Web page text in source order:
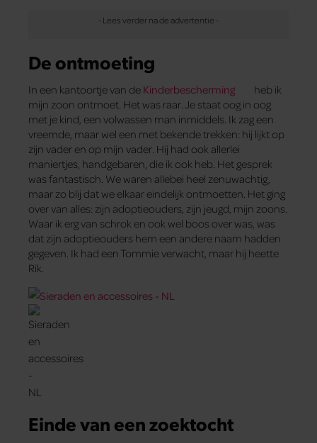
De ontmoeting
In een kantoortje van de Kinderbescherming
heb ik
mijn zoon ontmoet. Het was raar. Je staat oog in oog
met je kind, een volwassen man inmiddels. Ik zag een
vreemde, maar wel een met bekende trekken: hij lijkt op
zijn vader en op mijn vader. Hij had ook allerlei
maniertjes, handgebaren, die ik ook heb. Het gesprek
was fantastisch. We waren allebei heel zenuwachtig,
maar zo blij dat we elkaar eindelijk ontmoetten. Het ging
over van alles: zijn adoptieouders, zijn jeugd, mijn zoons.
Waar ik erg van schrok en ook wel boos over was, was
dat zijn adoptieouders hem een andere naam hadden
gegeven. Ik had een Tommie verwacht, maar hij heette
Rik.
Einde van een zoektocht